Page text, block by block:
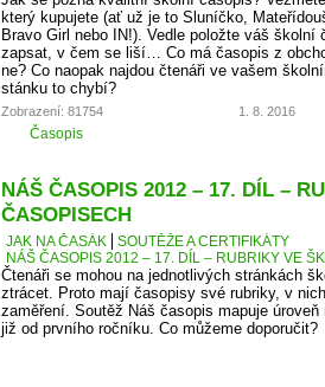
který kupujete (ať už je to Sluníčko,
Bravo Girl nebo IN!). Vedle položte váš
zapsat, v čem se liší… Co má časopis z
ne? Co naopak najdou čtenáři ve vašem
stánku to chybí?
Zobrazení: 81754 1. 8. 2016
Časopis
NÁŠ ČASOPIS 2012 – 17. DÍL –
ČASOPISECH
JAK NA ČASÁK
SOUTĚŽE A CERTIFIKÁTY
NÁŠ ČASOPIS 2012 – 17. DÍL – RUBRIKY VE
Čtenáři se mohou na jednotlivých stránkách
ztrácet. Proto mají časopisy své rubriky, v
zaměření. Soutěž Náš časopis mapuje
již od prvního ročníku. Co můžeme doporučit?